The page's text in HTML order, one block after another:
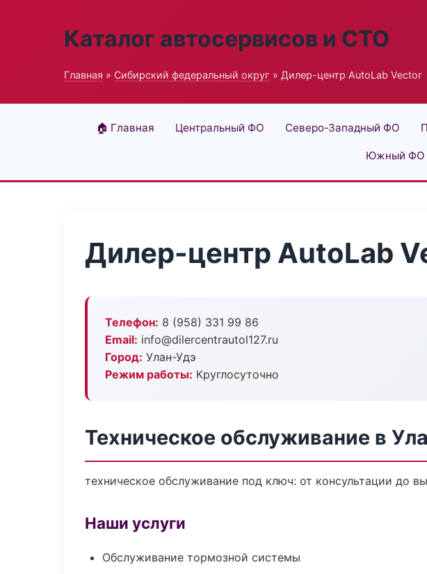
Каталог автосервисов и СТО
Главная » Сибирский федеральный округ » Дилер-центр AutoLab Vector
🏠 Главная Центральный ФО Северо-Западный ФО
Южный ФО
Дилер-центр AutoLab
Телефон: 8 (958) 331 99 86
Email: info@dilercentrautol127.ru
Город: Улан-Удэ
Режим работы: Круглосуточно
Техническое обслуживание в
техническое обслуживание под ключ: от консультации до
Наши услуги
Обслуживание тормозной системы